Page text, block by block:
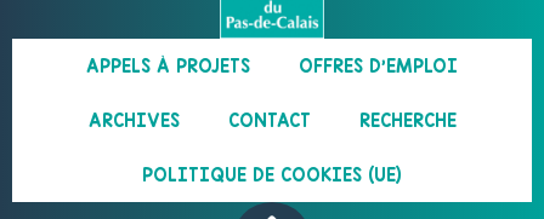
APPELS À PROJETS OFFRES D’EMPLOI
ARCHIVES CONTACT RECHERCHE
POLITIQUE DE COOKIES (UE)